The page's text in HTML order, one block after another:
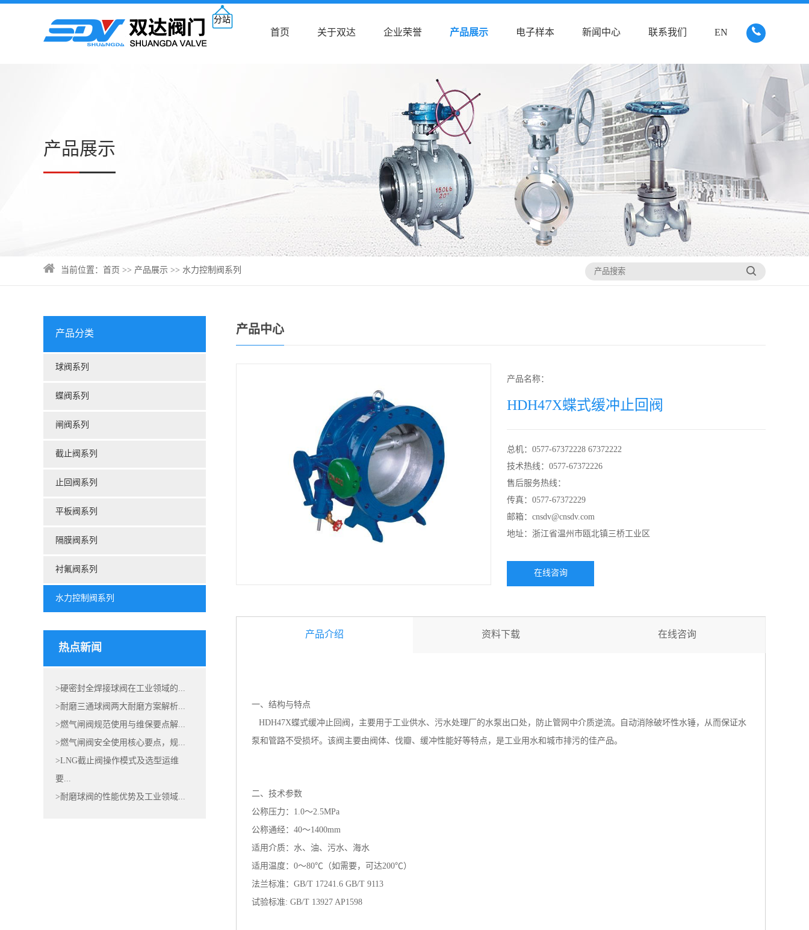
分站
首页 关于双达 企业荣誉 产品展示 电子样本 新闻中心 联系我们 EN
产品展示
当前位置： 首页 >> 产品展示 >> 水力控制阀系列
产品分类
球阀系列
蝶阀系列
闸阀系列
截止阀系列
止回阀系列
平板阀系列
隔膜阀系列
衬氟阀系列
水力控制阀系列
热点新闻
>硬密封全焊接球阀在工业领域的...
>耐磨三通球阀两大耐磨方案解析...
>燃气闸阀规范使用与维保要点解...
>燃气闸阀安全使用核心要点，规...
>LNG截止阀操作模式及选型运维
要...
>耐磨球阀的性能优势及工业领域...
产品中心
产品名称：
HDH47X蝶式缓冲止回阀
总机：0577-67372228 67372222
技术热线：0577-67372226
售后服务热线：
传真：0577-67372229
邮箱：cnsdv@cnsdv.com
地址：浙江省温州市瓯北镇三桥工业区
在线咨询
产品介绍 资料下载 在线咨询
一、结构与特点
HDH47X蝶式缓冲止回阀，主要用于工业供水、污水处理厂的水泵出口处，防止管网中介质逆流。自动消除破坏性水锤，从而保证水
泵和管路不受损坏。该阀主要由阀体、伐瓣、缓冲性能好等特点，是工业用水和城市排污的佳产品。
二、技术参数
公称压力：1.0～2.5MPa
公称通经：40～1400mm
适用介质：水、油、污水、海水
适用温度：0～80℃（如需要，可达200℃）
法兰标准：GB/T 17241.6 GB/T 9113
试验标准: GB/T 13927 AP1598